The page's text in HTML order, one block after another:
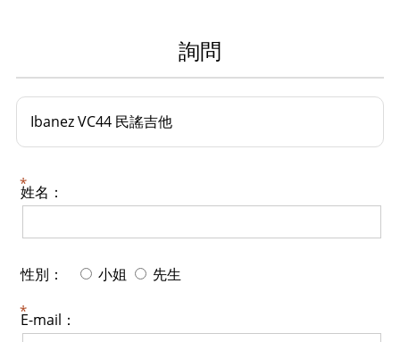
詢問
Ibanez VC44 民謠吉他
姓名：
性別： 小姐 先生
E-mail：